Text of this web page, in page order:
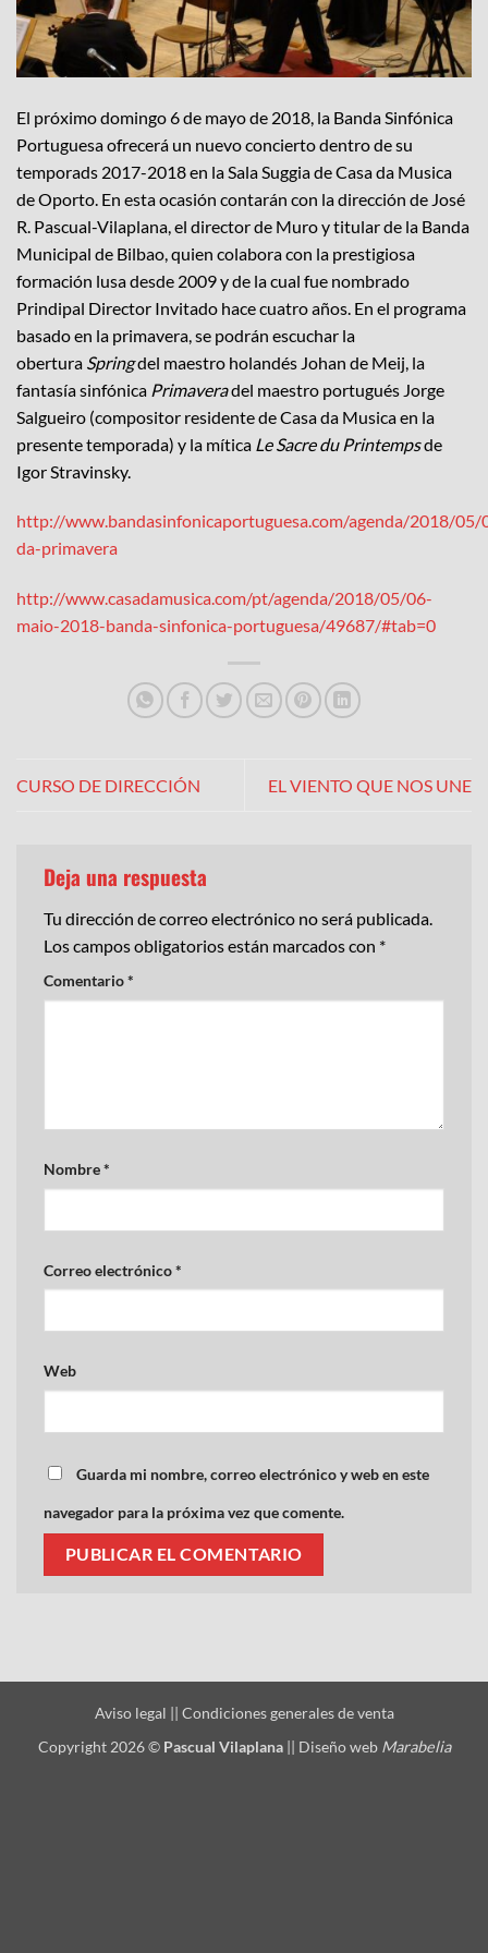
El próximo domingo 6 de mayo de 2018, la Banda Sinfónica
Portuguesa ofrecerá un nuevo concierto dentro de su
temporads 2017-2018 en la Sala Suggia de Casa da Musica
de Oporto. En esta ocasión contarán con la dirección de José
R. Pascual-Vilaplana, el director de Muro y titular de la Banda
Municipal de Bilbao, quien colabora con la prestigiosa
formación lusa desde 2009 y de la cual fue nombrado
Prindipal Director Invitado hace cuatro años. En el programa
basado en la primavera, se podrán escuchar la
obertura Springdel maestro holandés Johan de Meij, la
fantasía sinfónica Primaveradel maestro portugués Jorge
Salgueiro (compositor residente de Casa da Musica en la
presente temporada) y la mítica Le Sacre du Printempsde
Igor Stravinsky.
http://www.bandasinfonicaportuguesa.com/agenda/2018/05/
da-primavera
http://www.casadamusica.com/pt/agenda/2018/05/06-
maio-2018-banda-sinfonica-portuguesa/49687/#tab=0
CURSO DE DIRECCIÓN EL VIENTO QUE NOS UNE
Deja una respuesta
Tu dirección de correo electrónico no será publicada.
Los campos obligatorios están marcados con *
Comentario*
Nombre*
Correo electrónico*
Web
Guarda mi nombre, correo electrónico y web en este
navegador para la próxima vez que comente.
Aviso legal || Condiciones generales de venta
Copyright 2026 © Pascual Vilaplana|| Diseño web Marabelia